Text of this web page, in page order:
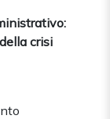
crisi